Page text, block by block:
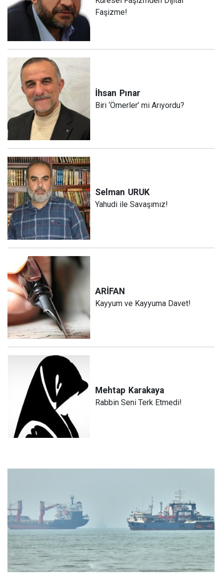
Faşizme!
İhsan Pınar
Biri ‘Ömerler’ mi Arıyordu?
Selman URUK
Yahudi ile Savaşımız!
ARİFAN
Kayyum ve Kayyuma Davet!
Mehtap Karakaya
Rabbin Seni Terk Etmedi!